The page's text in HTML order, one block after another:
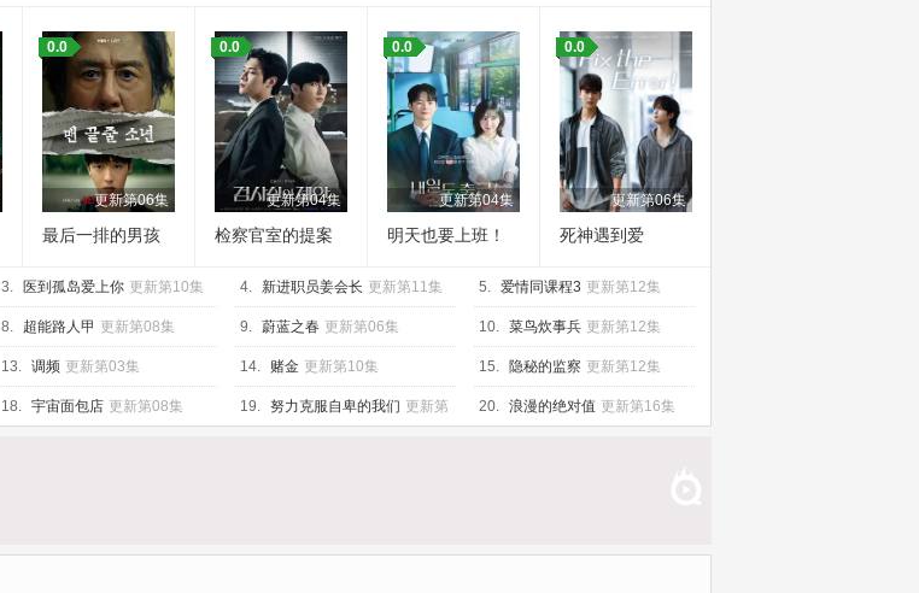
集 第05集 第04集 第03集
更新第06集
0.0
最后一排的男孩
更新第04集
0.0
检察官室的提案
更新第04集
0.0
明天也要上班！
更新第06集
0.0
死神遇到爱
3. 医到孤岛爱上你 更新第10集 4. 新进职员姜会长 更新第11集 5. 爱情同课程3 更新第12集
8. 超能路人甲 更新第08集 9. 蔚蓝之春 更新第06集 10. 菜鸟炊事兵 更新第12集
13. 调频 更新第03集 14. 赌金 更新第10集 15. 隐秘的监察 更新第12集
18. 宇宙面包店 更新第08集 19. 努力克服自卑的我们 更新第 20. 浪漫的绝对值 更新第16集